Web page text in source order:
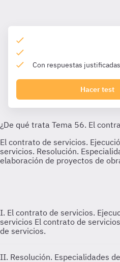
Con respuestas justificadas
Hacer test
I. El contrato de servicios.
servicios El contrato de
de servicios.
II. Resolución. Especialidades